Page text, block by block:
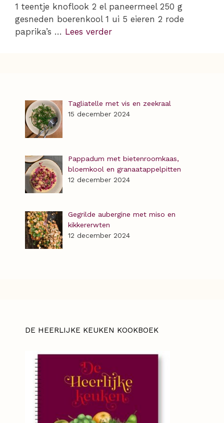
1 teentje knoflook 2 el paneermeel 250 g
gesneden boerenkool 1 ui 5 eieren 2 rode
paprika’s … Lees verder
Tagliatelle met vis en zeekraal
15 december 2024
Pappadum met bietenroomkaas,
bloemkool en granaatappelpitten
12 december 2024
Gegrilde aubergine met miso en
kikkererwten
12 december 2024
DE HEERLIJKE KEUKEN KOOKBOEK